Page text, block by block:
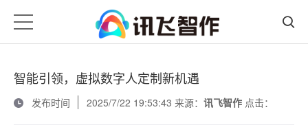
智能引领，虚拟数字人定制新机遇
发布时间
2025/7/22 19:53:43 来源： 讯飞智作 点击：